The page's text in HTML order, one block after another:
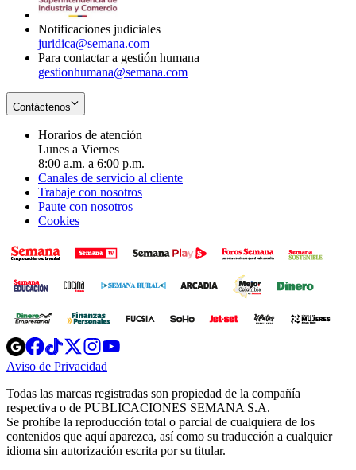
Notificaciones judiciales
juridica@semana.com
Para contactar a gestión humana
gestionhumana@semana.com
Contáctenos
Horarios de atención
Lunes a Viernes
8:00 a.m. a 6:00 p.m.
Canales de servicio al cliente
Trabaje con nosotros
Paute con nosotros
Cookies
Opens
in
new
Opens
in
new
Opens
in
new
window
Opens
new
windowwindow
Aviso de Privacidad
new
window
Todas las marcas registradas son propiedad de la compañía
respectiva o de PUBLICACIONES SEMANA S.A.
Se prohíbe la reproducción total o parcial de cualquiera de los
contenidos que aquí aparezca, así como su traducción a cualquier
idioma sin autorización escrita por su titular.